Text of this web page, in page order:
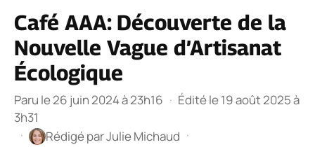
Café AAA: Découverte de la
Nouvelle Vague d’Artisanat
Écologique
Paru le 26 juin 2024 à 23h16 · Édité le 19 août 2025 à
3h31
·
Rédigé parJulie Michaud ·